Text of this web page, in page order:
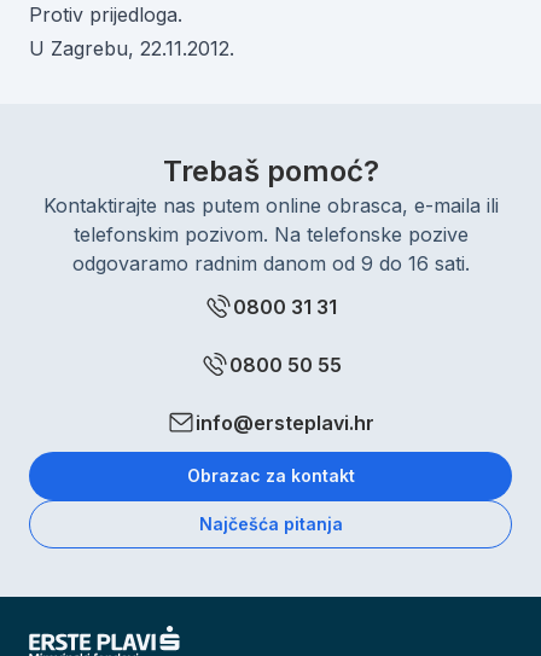
Protiv prijedloga.
U Zagrebu, 22.11.2012.
Trebaš pomoć?
Kontaktirajte nas putem online obrasca, e-maila ili
telefonskim pozivom. Na telefonske pozive
odgovaramo radnim danom od 9 do 16 sati.
0800 31 31
0800 50 55
info@ersteplavi.hr
Obrazac za kontakt
Najčešća pitanja